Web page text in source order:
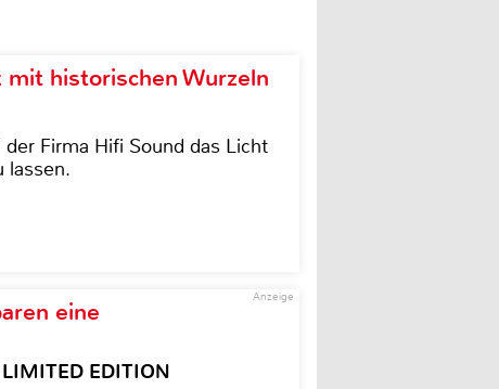
historischen Wurzeln
Firma Hifi Sound das Licht
lassen.
Anzeige
eine
EDITION